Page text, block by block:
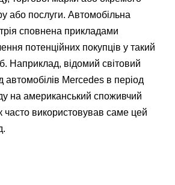
або послуги. Автомобільна
сповнена прикладами
потенційних покупців у такий
Наприклад, відомий світовий
автомобілів Mercedes в період
на американський споживчий
часто використовував саме цей